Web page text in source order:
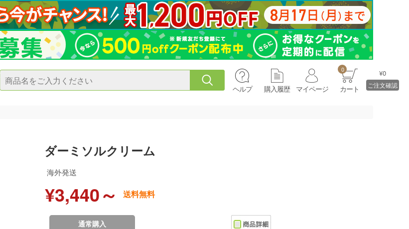
ヘルプ 購入履歴 マイページ
0
カート
¥0
ご注文確認
ダーミソルクリーム
海外発送
¥3,440～ 送料無料
通常購入